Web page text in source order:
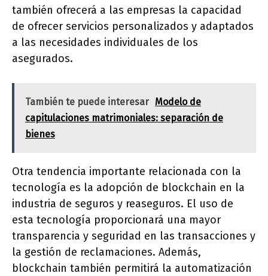
también ofrecerá a las empresas la capacidad
de ofrecer servicios personalizados y adaptados
a las necesidades individuales de los
asegurados.
También te puede interesar Modelo de
capitulaciones matrimoniales: separación de
bienes
Otra tendencia importante relacionada con la
tecnología es la adopción de blockchain en la
industria de seguros y reaseguros. El uso de
esta tecnología proporcionará una mayor
transparencia y seguridad en las transacciones y
la gestión de reclamaciones. Además,
blockchain también permitirá la automatización